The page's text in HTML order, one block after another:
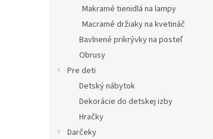
Makramé tienidlá na lampy
Macramé držiaky na kvetináč
Bavlnené prikrývky na posteľ
Obrusy
Pre deti
Detský nábytok
Dekorácie do detskej izby
Hračky
Darčeky